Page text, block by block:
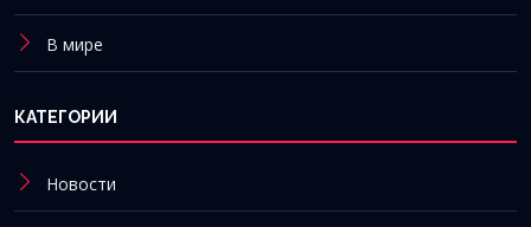
В мире
КАТЕГОРИИ
Новости